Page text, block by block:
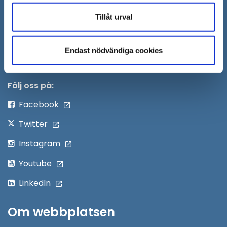
Tillåt urval
Endast nödvändiga cookies
nytt
Skicka faktura till Södertälje kommun
PersonalingångÖppna
i
Följ oss på:
Facebook
Twitter
Instagram
Youtube
LinkedIn
Om webbplatsen